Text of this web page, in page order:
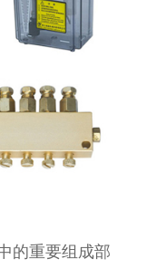
的重要组成部